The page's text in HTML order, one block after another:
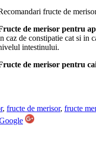
fructe de
de merisor pentru
caz de constipatie cat si in
intestinului.
de merisor pentru
, fructe de merisor, fructe